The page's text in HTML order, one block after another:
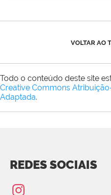
VOLTAR AO
Todo o conteúdo deste site
Creative Commons
Adaptada.
REDES SOCIAIS